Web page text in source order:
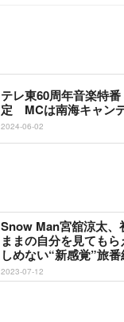
テレ東60周年音楽特
定 MCは南海キャン
2024-06-02
Snow Man宮舘涼太、
ままの自分を見ても
しめない“新感覚”旅
2023-07-12